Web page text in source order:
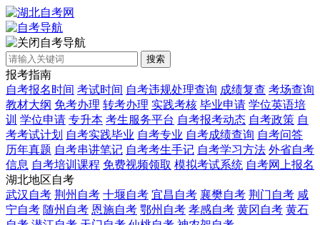
自考导航
搜索
报考指南
自考报名时间 考试时间 自考违规处理查询 成绩复查 考场查询
教材大纲 免考办理 转考办理 实践考核 毕业申请 学位英语培
训 学位申请 专升本 考生服务平台 自考报考动态 自考政策 自
考考试计划 自考实践毕业 自考专业 自考成绩查询 自考问答
历年真题 自考串讲笔记 自考考生手记 自考学习方法 外省自考
信息 自考培训课程 免费视频领取 模拟考试系统 自考网上报名
湖北地区自考
武汉自考 荆州自考 十堰自考 宜昌自考 襄樊自考 荆门自考 咸
宁自考 随州自考 恩施自考 鄂州自考 孝感自考 黄冈自考 黄石